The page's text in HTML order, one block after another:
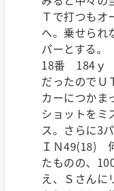
Ｔで打つもオ
へ。乗せられ
パーとする。
18番 184ｙ
だったのでＵ
カーにつかま
ショットをミ
ス。さらに3
ＩＮ49(18)
たものの、
え、Ｓさんに